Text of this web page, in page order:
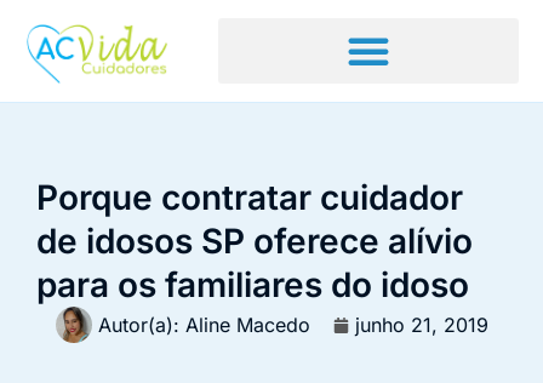
Porque contratar cuidador
de idosos SP oferece alívio
para os familiares do idoso
Autor(a): Aline Macedo junho 21, 2019